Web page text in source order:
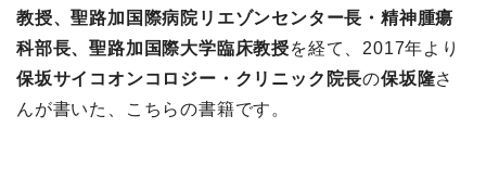
教授、聖路加国際病院リエゾンセンター長・精神腫瘍
科部長、聖路加国際大学臨床教授を経て、2017年より
保坂サイコオンコロジー・クリニック院長の保坂隆さ
んが書いた、こちらの書籍です。